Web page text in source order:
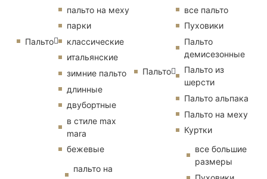
Пальто
пальто на меху
парки
классические
итальянские
зимние пальто
длинные
двубортные
в стиле max
mara
бежевые
пальто на
Пальто
все пальто
Пуховики
Пальто
демисезонные
Пальто из
шерсти
Пальто альпака
Пальто на меху
Куртки
все большие
размеры